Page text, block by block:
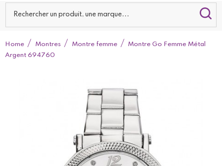
Home Montres Montre femme
Montre Go Femme Métal
Argent 694760